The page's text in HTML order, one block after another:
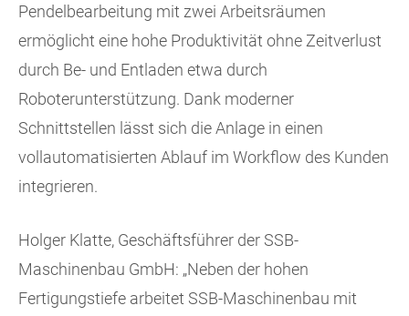
Pendelbearbeitung mit zwei Arbeitsräumen
ermöglicht eine hohe Produktivität ohne Zeitverlust
durch Be- und Entladen etwa durch
Roboterunterstützung. Dank moderner
Schnittstellen lässt sich die Anlage in einen
vollautomatisierten Ablauf im Workflow des Kunden
integrieren.
Holger Klatte, Geschäftsführer der SSB-
Maschinenbau GmbH: „Neben der hohen
Fertigungstiefe arbeitet SSB-Maschinenbau mit